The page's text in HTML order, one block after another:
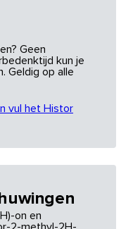
Geen
kun je
Geldig op alle
vul het Histor
on en
2-methyl-2H-